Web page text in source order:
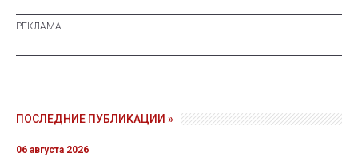
ПОСЛЕДНИЕ ПУБЛИКАЦИИ »
06 августа 2026